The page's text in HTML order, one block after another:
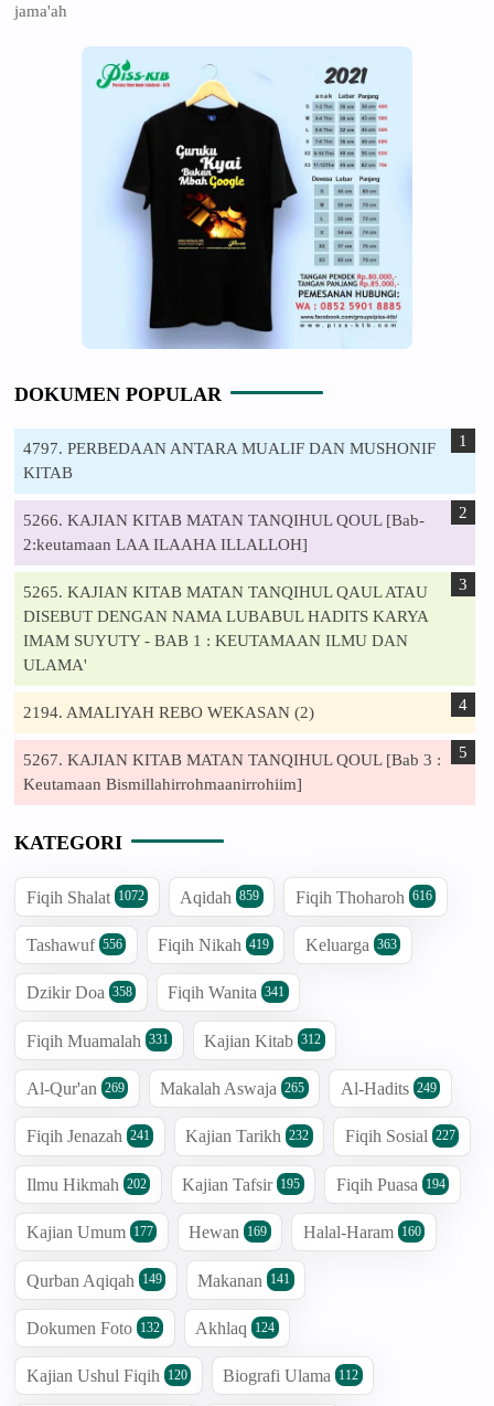
jama'ah
DOKUMEN POPULAR
4797. PERBEDAAN ANTARA MUALIF DAN MUSHONIF
KITAB
5266. KAJIAN KITAB MATAN TANQIHUL QOUL [Bab-
2:keutamaan LAA ILAAHA ILLALLOH]
5265. KAJIAN KITAB MATAN TANQIHUL QAUL ATAU
DISEBUT DENGAN NAMA LUBABUL HADITS KARYA
IMAM SUYUTY - BAB 1 : KEUTAMAAN ILMU DAN
ULAMA'
2194. AMALIYAH REBO WEKASAN (2)
5267. KAJIAN KITAB MATAN TANQIHUL QOUL [Bab 3 :
Keutamaan Bismillahirrohmaanirrohiim]
KATEGORI
Fiqih Shalat 1072 Aqidah 859 Fiqih Thoharoh 616
Tashawuf 556 Fiqih Nikah 419 Keluarga 363
Dzikir Doa 358 Fiqih Wanita 341
Fiqih Muamalah 331 Kajian Kitab 312
Al-Qur'an 269 Makalah Aswaja 265 Al-Hadits 249
Fiqih Jenazah 241 Kajian Tarikh 232 Fiqih Sosial 227
Ilmu Hikmah 202 Kajian Tafsir 195 Fiqih Puasa 194
Kajian Umum 177 Hewan 169 Halal-Haram 160
Qurban Aqiqah 149 Makanan 141
Dokumen Foto 132 Akhlaq 124
Kajian Ushul Fiqih 120 Biografi Ulama 112